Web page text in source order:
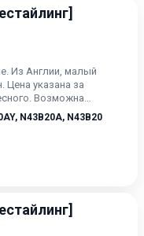
Из Англии, малый
Цена указана за
Возможна
в сборе уточ...
, N43B20A, N43B20